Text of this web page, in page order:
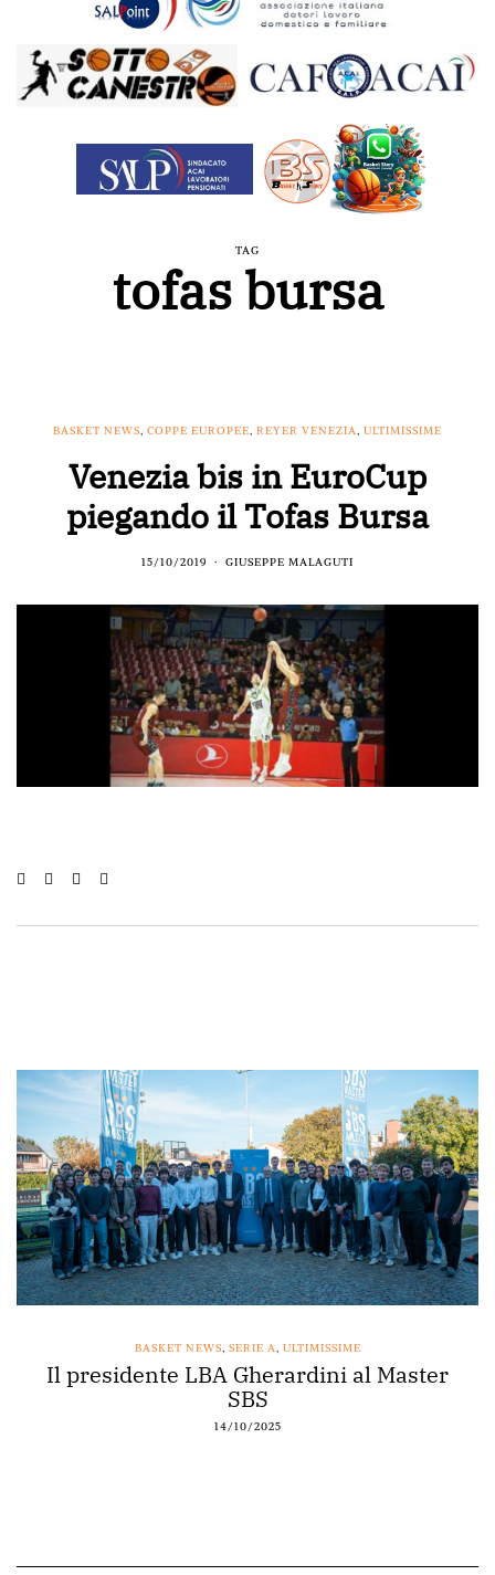
TAG
tofas bursa
BASKET NEWS, COPPE EUROPEE, REYER VENEZIA, ULTIMISSIME
Venezia bis in EuroCup
piegando il Tofas Bursa
15/10/2019 GIUSEPPE MALAGUTI
BASKET NEWS, SERIE A, ULTIMISSIME
Il presidente LBA Gherardini al Master
SBS
14/10/2025